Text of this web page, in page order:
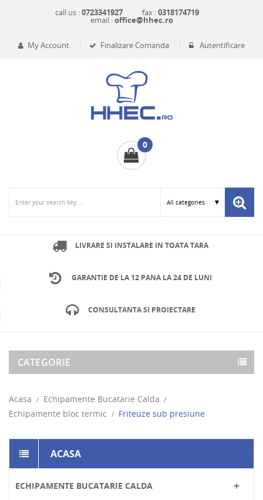
call us :0723341927 fax :0318174719
email :office@hhec.ro
My Account Finalizare Comanda Autentificare
0
LIVRARE SI INSTALARE IN TOATA TARA
GARANTIE DE LA 12 PANA LA 24 DE LUNI
CONSULTANTA SI PROIECTARE
CATEGORIE
Acasa
Echipamente Bucatarie Calda
Echipamente bloc termic
Friteuze sub presiune
ACASA
ECHIPAMENTE BUCATARIE CALDA 